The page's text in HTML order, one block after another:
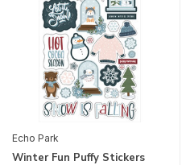
Echo Park
Winter Fun Puffy Stickers